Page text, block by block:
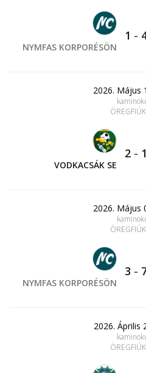
NYMFAS KORPORÉSÖN
1 -
2026. Május
VODKACSÁK SE
2 - 1
2026. Május
NYMFAS KORPORÉSÖN
3 -
2026. Április